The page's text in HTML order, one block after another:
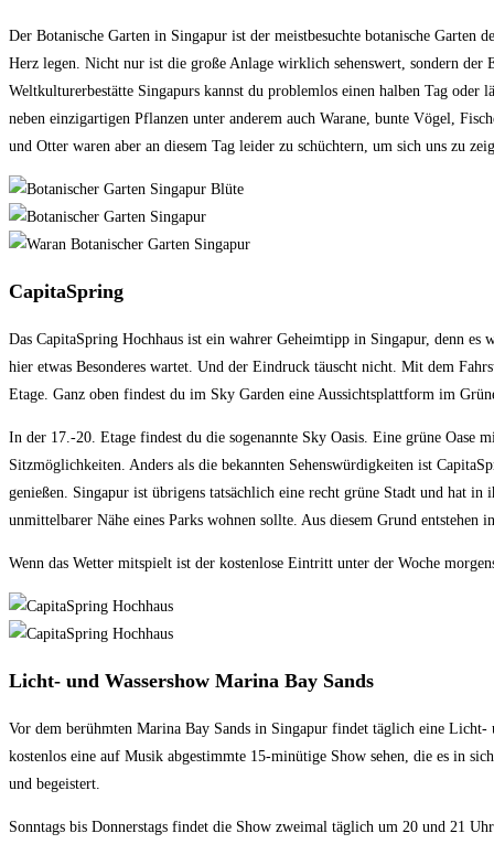
Der Botanische Garten in Singapur ist der meistbesuchte botanische
Herz legen. Nicht nur ist die große Anlage wirklich sehenswert, sondern
Weltkulturerbestätte Singapurs kannst du problemlos einen halben Tag
neben einzigartigen Pflanzen unter anderem auch Warane, bunte Vögel,
und Otter waren aber an diesem Tag leider zu schüchtern, um sich uns zu
CapitaSpring
Das CapitaSpring Hochhaus ist ein wahrer Geheimtipp in Singapur, denn es
hier etwas Besonderes wartet. Und der Eindruck täuscht nicht. Mit dem
Etage. Ganz oben findest du im Sky Garden eine Aussichtsplattform im
In der 17.-20. Etage findest du die sogenannte Sky Oasis. Eine grüne
Sitzmöglichkeiten. Anders als die bekannten Sehenswürdigkeiten ist
genießen. Singapur ist übrigens tatsächlich eine recht grüne Stadt und hat
unmittelbarer Nähe eines Parks wohnen sollte. Aus diesem Grund
Wenn das Wetter mitspielt ist der kostenlose Eintritt unter der Woche
Licht- und Wassershow Marina Bay Sands
Vor dem berühmten Marina Bay Sands in Singapur findet täglich eine
kostenlos eine auf Musik abgestimmte 15-minütige Show sehen, die es in
und begeistert.
Sonntags bis Donnerstags findet die Show zweimal täglich um 20 und 21